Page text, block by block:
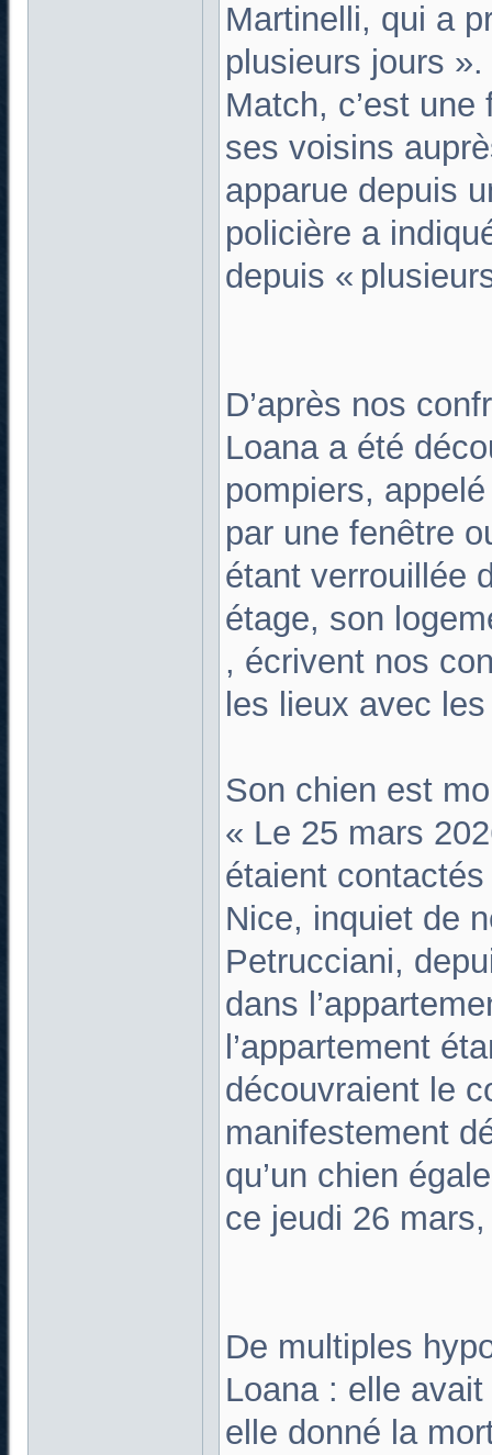
Martinelli, qui a
plusieurs jours
Match, c’est
ses voisins
apparue depuis
policière a
depuis «
D’après nos
Loana a été
pompiers,
par une fenêtre
étant verrouillée
étage, son
, écrivent nos
les lieux avec
Son chien est
« Le 25 mars
étaient
Nice, inquiet de
Petrucciani,
dans
l’appartement
découvraient le
manifestement
qu’un chien
ce jeudi 26
De multiples
Loana : elle avait
elle donné la